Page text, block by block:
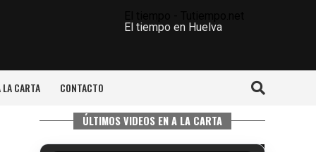
El tiempo en Huelva
LA CARTA CONTACTO
ÚLTIMOS VIDEOS EN A LA CARTA